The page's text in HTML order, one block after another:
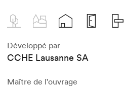
Développé par
CCHE Lausanne SA
Maître de l'ouvrage